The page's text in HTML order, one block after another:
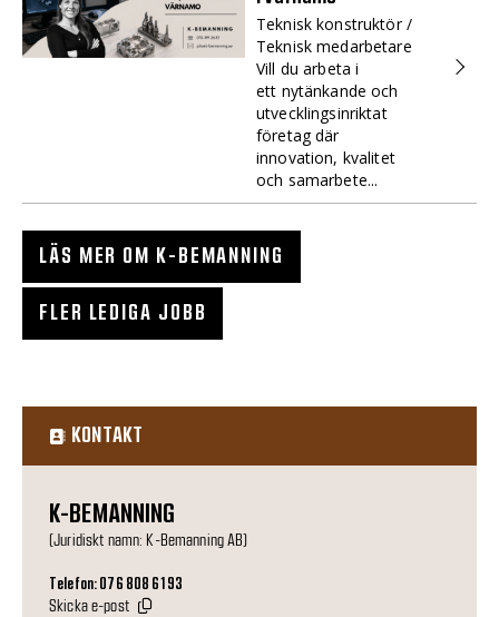
Teknisk konstruktör /
Teknisk medarbetare
Vill du arbeta i
ett nytänkande och
utvecklingsinriktat
företag där
innovation, kvalitet
och samarbete...
LÄS MER OM K-BEMANNING
FLER LEDIGA JOBB
KONTAKT
K-BEMANNING
(Juridiskt namn: K-Bemanning AB)
Telefon: 076 808 61 93
Skicka e-post